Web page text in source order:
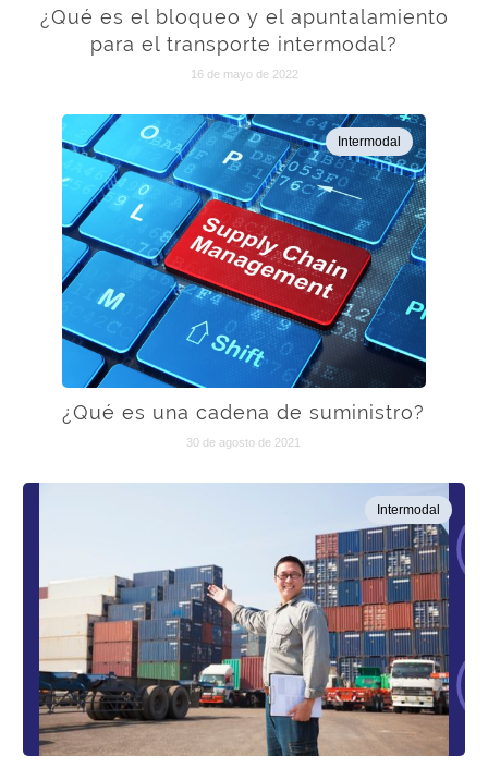
¿Qué es el bloqueo y el apuntalamiento
para el transporte intermodal?
16 de mayo de 2022
Intermodal
¿Qué es una cadena de suministro?
30 de agosto de 2021
Intermodal